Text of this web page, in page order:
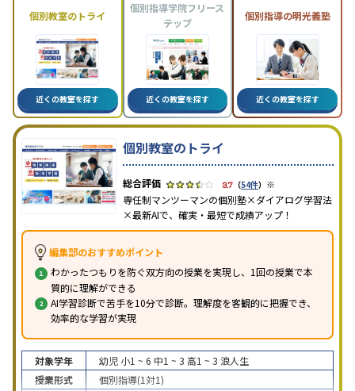
個別教室のトライ
近くの教室を探す
個別指導学院フリース
テップ
近くの教室を探す
個別指導の明光義塾
近くの教室を探す
個別教室のトライ
3.7 （54件） ※
専任制マンツーマンの個別塾×ダイアログ学習法
×最新AIで、確実・最短で成績アップ！
編集部のおすすめポイント
わかったつもりを防ぐ双方向の授業を実現し、1回の授業で本
質的に理解ができる
AI学習診断で苦手を10分で診断。理解度を客観的に把握でき、
効率的な学習が実現
対象学年 幼児 小1 ~ 6 中1 ~ 3 高1 ~ 3 浪人生
授業形式
個別指導(1対1)